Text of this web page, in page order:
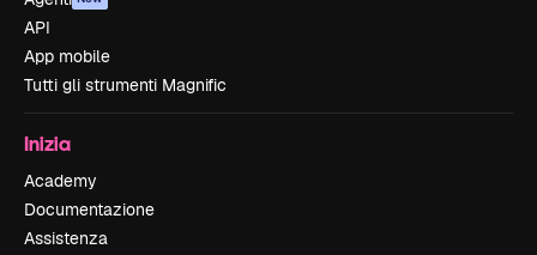
API
App mobile
Tutti gli strumenti Magnific
Inizia
Academy
Documentazione
Assistenza